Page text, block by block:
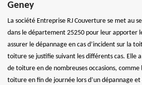
Geney
La société Entreprise RJ Couverture se met au
dans le département 25250 pour leur apporter
assurer le dépannage en cas d’incident sur la
toiture se justifie suivant les différents cas. Elle
de toiture en de nombreuses occasions, comme
toiture en fin de journée lors d’un dépannage